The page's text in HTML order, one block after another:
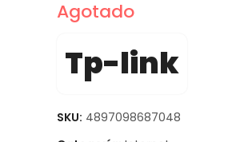
Agotado
Tp-link
SKU: 4897098687048